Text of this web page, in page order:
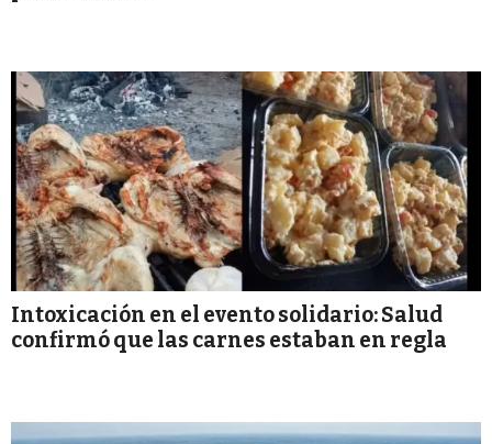
Intoxicación en el evento solidario: Salud
confirmó que las carnes estaban en regla